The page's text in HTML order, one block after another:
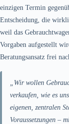
einzigen Termin
Entscheidung, die
weil das
Vorgaben aufgestellt
Beratungsansatz frei
„Wir wollen
verkaufen, wie es
eigenen, zentralen
Voraussetzungen –